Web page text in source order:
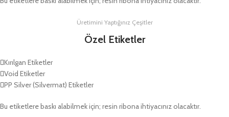
Üretimini Yaptığınız Çeşitler
Özel Etiketler
Kırılgan Etiketler
Void Etiketler
PP Silver (Silvermat) Etiketler
Bu etiketlere baskı alabilmek için; resin ribona ihtiyacınız olacaktır.